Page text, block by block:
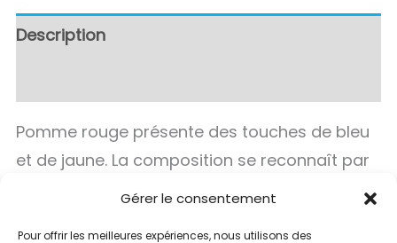
Gérer le consentement
Pour offrir les meilleures expériences, nous utilisons des
Description
Pomme rouge présente des touches de bleu
et de jaune. La composition se reconnaît par
une tension entre spontanéité et